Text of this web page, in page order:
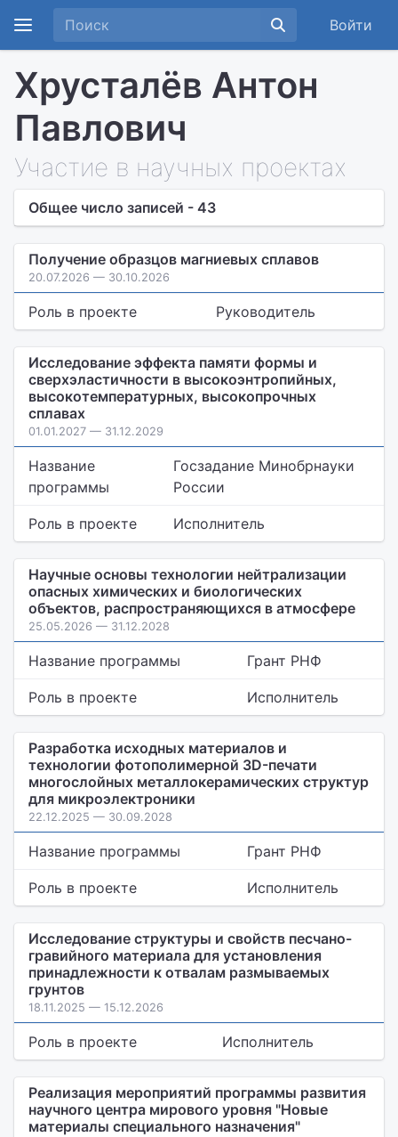
Войти
Хрусталёв Антон
Павлович
Участие в научных проектах
Общее число записей - 43
Получение образцов магниевых сплавов
20.07.2026 — 30.10.2026
Роль в проекте Руководитель
Исследование эффекта памяти формы и
сверхэластичности в высокоэнтропийных,
высокотемпературных, высокопрочных
сплавах
01.01.2027 — 31.12.2029
Название
программы
Госзадание Минобрнауки
России
Роль в проекте Исполнитель
Научные основы технологии нейтрализации
опасных химических и биологических
объектов, распространяющихся в атмосфере
25.05.2026 — 31.12.2028
Название программы Грант РНФ
Роль в проекте Исполнитель
Разработка исходных материалов и
технологии фотополимерной 3D-печати
многослойных металлокерамических структур
для микроэлектроники
22.12.2025 — 30.09.2028
Название программы Грант РНФ
Роль в проекте Исполнитель
Исследование структуры и свойств песчано-
гравийного материала для установления
принадлежности к отвалам размываемых
грунтов
18.11.2025 — 15.12.2026
Роль в проекте Исполнитель
Реализация мероприятий программы развития
научного центра мирового уровня "Новые
материалы специального назначения"